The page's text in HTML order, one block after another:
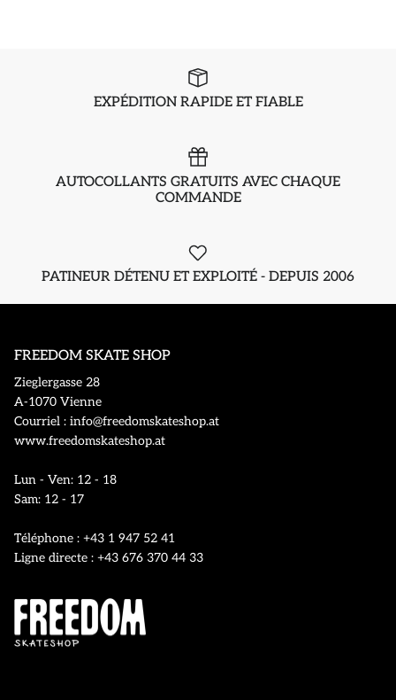
EXPÉDITION RAPIDE ET FIABLE
AUTOCOLLANTS GRATUITS AVEC CHAQUE
COMMANDE
PATINEUR DÉTENU ET EXPLOITÉ - DEPUIS 2006
FREEDOM SKATE SHOP
Zieglergasse 28
A-1070 Vienne
Courriel : info@freedomskateshop.at
www.freedomskateshop.at
Lun - Ven: 12 - 18
Sam: 12 - 17
Téléphone : +43 1 947 52 41
Ligne directe : +43 676 370 44 33